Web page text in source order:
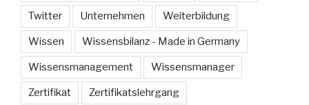
Twitter Unternehmen Weiterbildung
Wissen Wissensbilanz - Made in Germany
Wissensmanagement Wissensmanager
Zertifikat Zertifikatslehrgang